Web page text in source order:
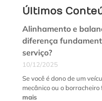
Últimos
Alinhamento e
diferença
serviço?
10/12/2025
Se você é dono de um
mecânico ou o
mais: